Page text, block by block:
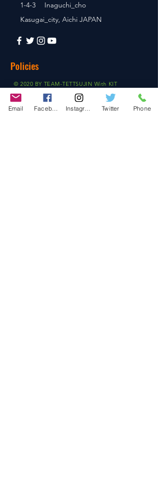
1-4-3 Inaguchi_cho
Kasugai_city, Aichi JAPAN
Policies
© 2020 BY TEAM-TETTSUJIN With KIT
FAQ
Email Twitter Phone